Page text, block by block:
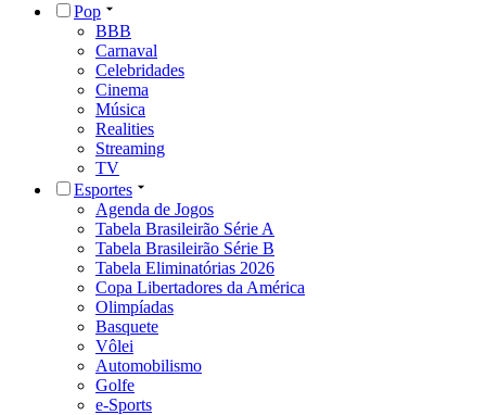
Pop
BBB
Carnaval
Celebridades
Cinema
Música
Realities
Streaming
TV
Esportes
Agenda de Jogos
Tabela Brasileirão Série A
Tabela Brasileirão Série B
Tabela Eliminatórias 2026
Copa Libertadores da América
Olimpíadas
Basquete
Vôlei
Automobilismo
Golfe
e-Sports